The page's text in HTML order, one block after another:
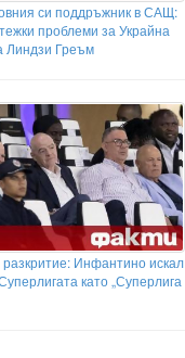
си поддръжник в САЩ:
проблеми за Украйна
Линдзи Греъм
Инфантино искал
като „Суперлига